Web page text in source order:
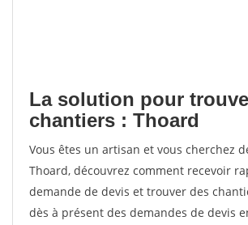
La solution pour
chantiers : Thoard
Vous êtes un artisan et vous cherchez
Thoard, découvrez comment recevoir
demande de devis et trouver des
dès à présent des demandes de devis